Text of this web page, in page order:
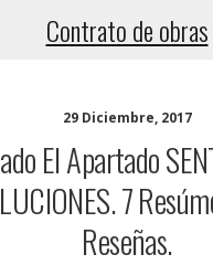
Contrato de obras
29 Diciembre, 2017
El Apartado
7
Reseñas.